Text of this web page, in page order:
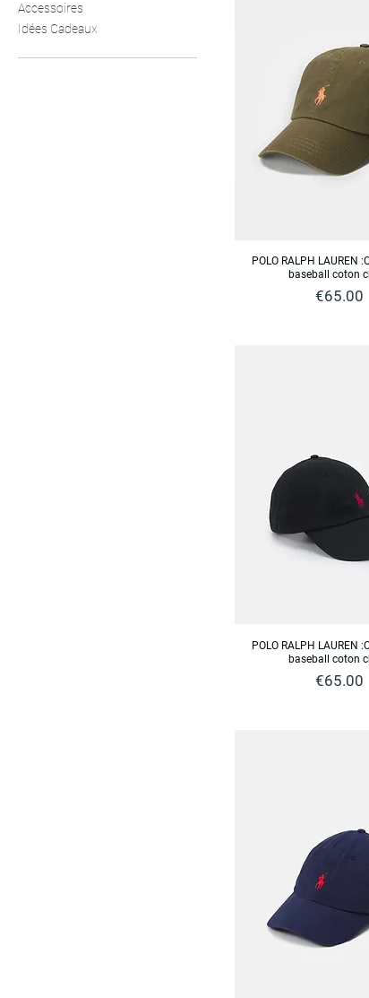
Accessoires
Idées Cadeaux
POLO RALPH LAUREN
baseball coton
Price
€65.00
POLO RALPH LAUREN
baseball coton
Price
€65.00